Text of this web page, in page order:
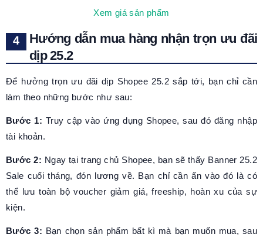
Xem giá sản phẩm
Hướng dẫn mua hàng nhận trọn ưu đãi
dịp 25.2
Để hưởng trọn ưu đãi dịp Shopee 25.2 sắp tới, bạn chỉ cần
làm theo những bước như sau:
Bước 1: Truy cập vào ứng dụng Shopee, sau đó đăng nhập
tài khoản.
Bước 2: Ngay tại trang chủ Shopee, bạn sẽ thấy Banner 25.2
Sale cuối tháng, đón lương về. Bạn chỉ cần ấn vào đó là có
thể lưu toàn bộ voucher giảm giá, freeship, hoàn xu của sự
kiện.
Bước 3: Bạn chọn sản phẩm bất kì mà bạn muốn mua, sau